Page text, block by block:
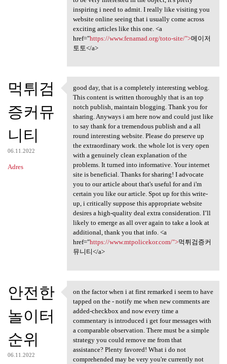
inspiring i need to admit. I really like visiting you
website online seeing that i usually come across
exciting articles like this one. <a
href="https://www.fenamad.org/toto-site/">메이저
토토</a>
먹튀검
증커뮤
니티
06.11.2022
Adres
good day, that is a
good day, that is a completely interesting weblog.
This content is written thoroughly that is an top
notch publish, maintain blogging. Thank you for
sharing. Anyways i am here now and could just like
to say thank for a tremendous publish and a all
round interesting website. Please do preserve up
the extraordinary work. the whole lot is very open
with a genuinely clean explanation of the
problems. It turned into informative. Your internet
site is beneficial. Thanks for sharing! I advocate
you to our article about that's useful for and i'm
certain you like our article. Spot up for this write-
up, i critically suppose this appropriate website
desires a high-quality deal extra consideration. I’ll
likely to emerge as all over again to take a look at
additional, thank you that info. <a
href="https://www.mtpolicekor.com/">먹튀검증커
뮤니티</a>
안전한
놀이터
순위
06.11.2022
on the factor when i at first
on the factor when i at first remarked i seem to have
tapped on the - notify me when new comments are
added-checkbox and now every time a
commentary is introduced i get four messages with
a comparable observation. There must be a simple
strategy you could remove me from that
assistance? Plenty favored! What i do not
comprehended may be very you're currently not